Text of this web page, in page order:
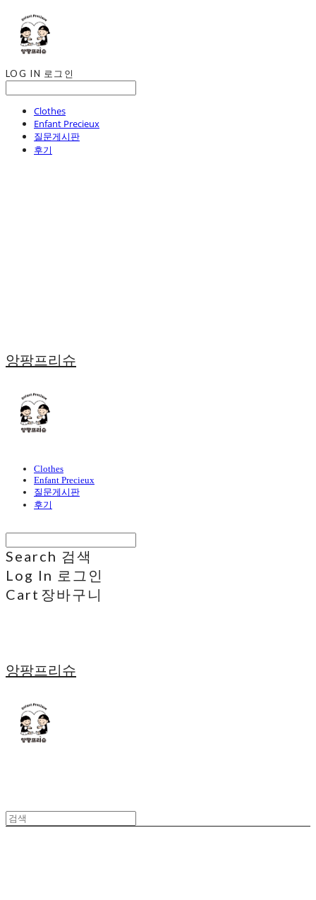
LOG IN 로그인
Clothes
Enfant Precieux
질문게시판
후기
앙팡프리슈
Clothes
Enfant Precieux
질문게시판
후기
Search 검색
Log In 로그인
Cart 장바구니
앙팡프리슈